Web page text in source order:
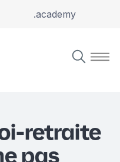
.academy
retraite
pas